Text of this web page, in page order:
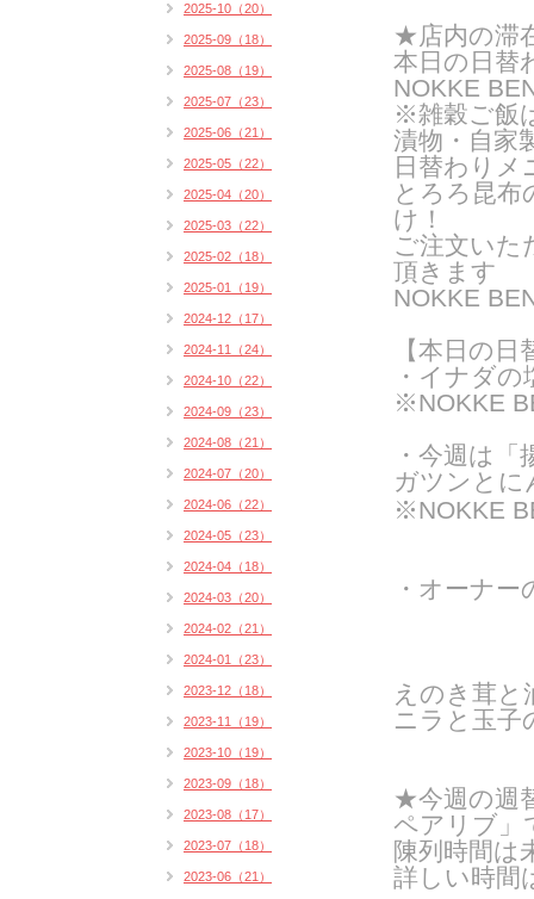
★店内の滞
本日の日替
NOKKE
※雑穀ご飯
漬物・自家
日替わりメ
とろろ昆布
け！
ご注文いた
頂きます
NOKKE
【本日の
・イナダの
※NOKKE
・ 今週は「
ガツンとに
※NOKKE
・オーナ
えのき茸と
ニラと玉子
★今週の週
ペアリブ」
陳列時間は
詳しい時間
2025-10（20）
2025-09（18）
2025-08（19）
2025-07（23）
2025-06（21）
2025-05（22）
2025-04（20）
2025-03（22）
2025-02（18）
2025-01（19）
2024-12（17）
2024-11（24）
2024-10（22）
2024-09（23）
2024-08（21）
2024-07（20）
2024-06（22）
2024-05（23）
2024-04（18）
2024-03（20）
2024-02（21）
2024-01（23）
2023-12（18）
2023-11（19）
2023-10（19）
2023-09（18）
2023-08（17）
2023-07（18）
2023-06（21）